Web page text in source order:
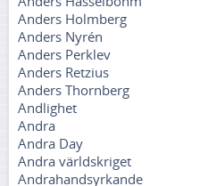
Anders Holmberg
Anders Nyrén
Anders Perklev
Anders Retzius
Anders Thornberg
Andlighet
Andra
Andra Day
Andra världskriget
Andrahandsyrkande